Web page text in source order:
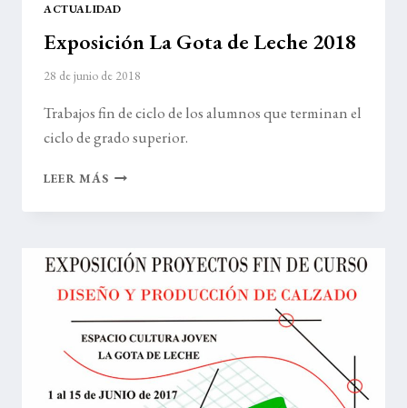
ACTUALIDAD
Exposición La Gota de Leche 2018
28 de junio de 2018
Trabajos fin de ciclo de los alumnos que terminan el
ciclo de grado superior.
LEER MÁSEXPOSICIÓN
GOTA
LECHE
2018